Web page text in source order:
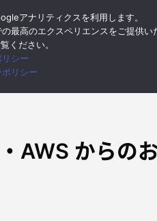
Google Workspace モバイ
AWS からのお
アナリティクスを利用します。
最高のエクスペリエンスをご提供い
ください。
シー
リシー